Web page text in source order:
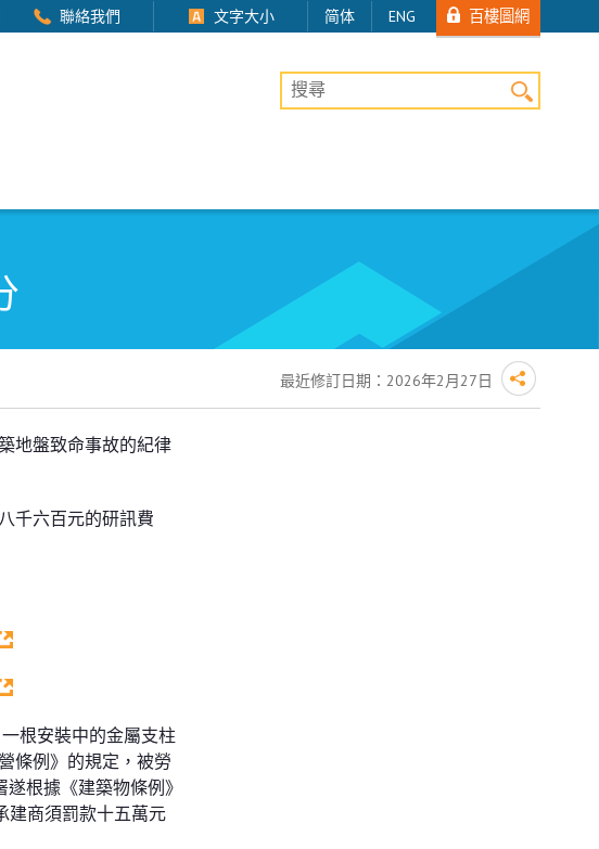
聯絡我們 文字大小 简体 ENG 百樓圖網
桌上版網站搜尋
最近修訂日期：2026年2月27日
地盤致命事故的紀律
千六百元的研訊費
根安裝中的金屬支柱
條例》的規定，被勞
根據《建築物條例》
建商須罰款十五萬元